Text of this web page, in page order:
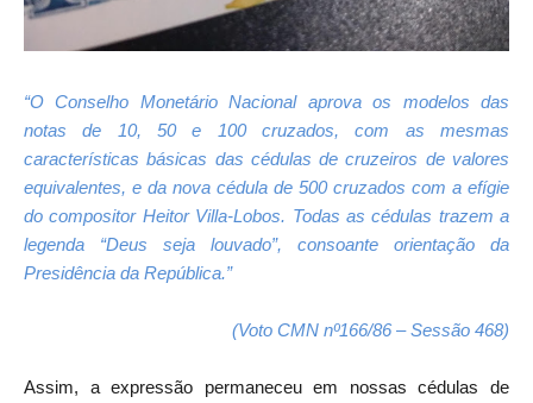
“O Conselho Monetário Nacional aprova os modelos das
notas de 10, 50 e 100 cruzados, com as mesmas
características básicas das cédulas de cruzeiros de valores
equivalentes, e da nova cédula de 500 cruzados com a efígie
do compositor Heitor Villa-Lobos. Todas as cédulas trazem a
legenda “Deus seja louvado”, consoante orientação da
Presidência da República.”
(Voto CMN nº166/86 – Sessão 468)
Assim, a expressão permaneceu em nossas cédulas de